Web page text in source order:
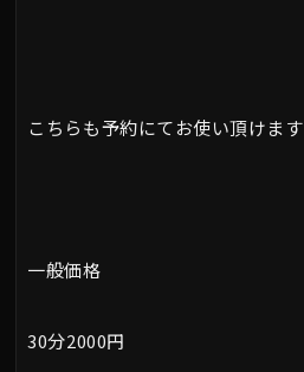
こちらも予約にてお使い頂けます
一般価格
30分2000円